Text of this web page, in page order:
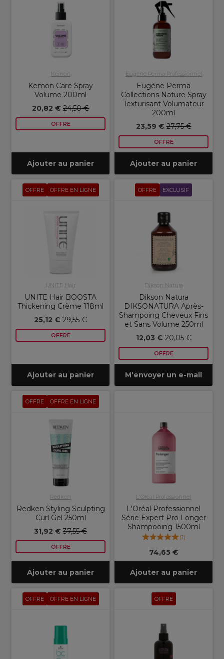
Kemon
Kemon Care Spray
Volume 200ml
20,82 € 24,50 €
OFFRE
Ajouter au panier
Eugène Perma Professionnel
Eugène Perma
Collections Nature Spray
Texturisant Volumateur
200ml
23,59 €27,75 €
OFFRE
Ajouter au panier
OFFRE OFFRE EN LIGNE
UNITE Hair
UNITE Hair BOOSTA
Thickening Crème 118ml
25,12 € 29,55 €
OFFRE
Ajouter au panier
OFFRE EXCLUSIF
Dikson Natura
Dikson Natura
DIKSONATURA Après-
Shampoing Cheveux Fins
et Sans Volume 250ml
12,03 €20,05 €
OFFRE
M'envoyer un e-mail
OFFRE OFFRE EN LIGNE
Redken
Redken Styling Sculpting
Curl Gel 250ml
31,92 € 37,55 €
OFFRE
Ajouter au panier
L'Oréal Professionnel
L'Oréal Professionnel
Série Expert Pro Longer
Shampooing 1500ml
(1)
74,65 €
Ajouter au panier
OFFRE OFFRE EN LIGNE OFFRE